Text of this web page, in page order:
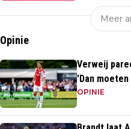
Meer
Opinie
Verweij
'Dan
brug komen'
OPINIE